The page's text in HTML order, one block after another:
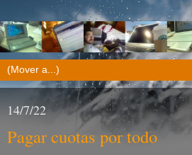
14/7/22
Pagar cuotas por todo